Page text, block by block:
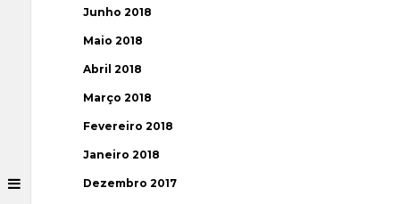
Junho 2018
Maio 2018
Abril 2018
Março 2018
Fevereiro 2018
Janeiro 2018
Dezembro 2017